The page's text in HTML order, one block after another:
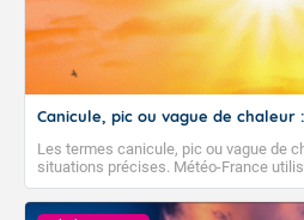
Canicule, pic ou vague de
Les termes canicule, pic ou vague de
situations précises. Météo-France
climatologiques pour évaluer et
peuvent avoir des impacts sanitaires